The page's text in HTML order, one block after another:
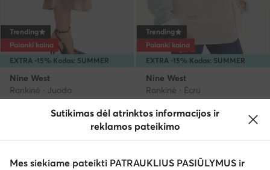
EXTRA -15% Kodas: SUMMER
Trending
Palanki kaina
Nine West
Rankinė · Juoda
Mažiausia kaina30,99 €
EXTRA -15% Kodas: SUMMER
Trending
Palanki kaina
Nine West
Rankinė · Écru
44,99
Mažiausia kaina49,99 €
Sutikimas dėl atrinktos informacijos ir
reklamos pateikimo
Mes siekiame pateikti PATRAUKLIUS PASIŪLYMUS ir